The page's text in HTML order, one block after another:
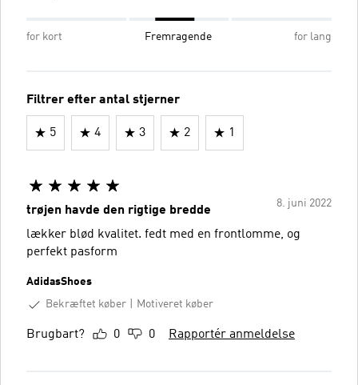
for kort Fremragende for lang
Filtrer efter antal stjerner
5 4 3 2 1
8. juni 2022
trøjen havde den rigtige bredde
lækker blød kvalitet. fedt med en frontlomme, og
perfekt pasform
AdidasShoes
Bekræftet køber
Motiveret køber
Brugbart? 0 0 Rapportér anmeldelse